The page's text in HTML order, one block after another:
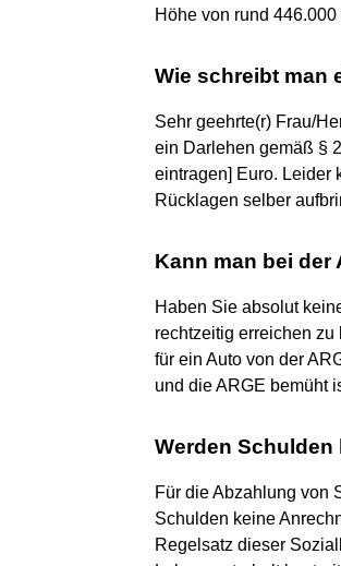
Höhe von rund
Wie schreibt man
Sehr geehrte(r) Frau/
ein Darlehen gemäß §
eintragen] Euro. Leider
Rücklagen selber
Kann man bei der
Haben Sie absolut
rechtzeitig erreichen
für ein Auto von der
und die ARGE bemüht
Werden
Für die Abzahlung von
Schulden keine
Regelsatz dieser